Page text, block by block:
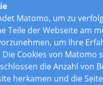
Matomo, um zu
Teile der Webseite am
um Ihre
Cookies von
die Anzahl von
herkamen und die